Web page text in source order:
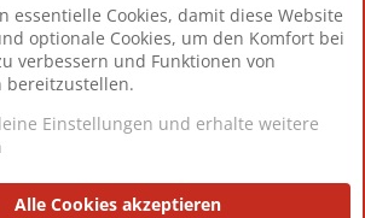
12.427
Berlin
Datenschutzerklärung Impressum
essentielle Cookies, damit diese Website
optionale Cookies, um den Komfort bei
verbessern und Funktionen von
Einstellungen und erhalte weitere
Alle Cookies akzeptieren